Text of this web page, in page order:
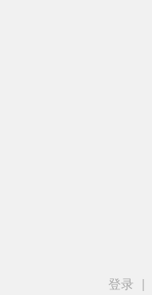
登录 |